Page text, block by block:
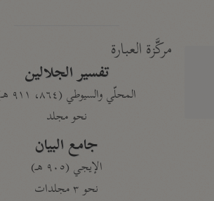
مركَّزة العبارة
تفسير الجلالين
المحلّي والسيوطي (٨٦٤، ٩١١ هـ)
نحو مجلد
جامع البيان
الإيجي (٩٠٥ هـ)
نحو ٣ مجلدات